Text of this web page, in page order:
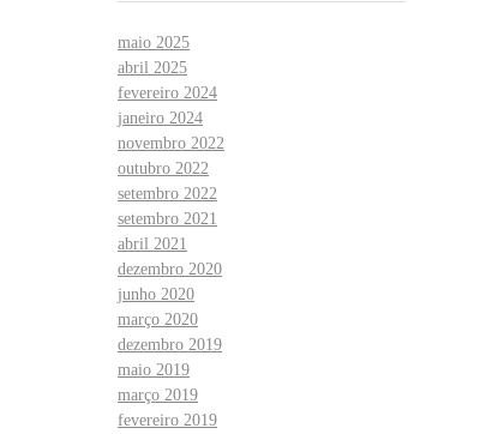
maio 2025
abril 2025
fevereiro 2024
janeiro 2024
novembro 2022
outubro 2022
setembro 2022
setembro 2021
abril 2021
dezembro 2020
junho 2020
março 2020
dezembro 2019
maio 2019
março 2019
fevereiro 2019